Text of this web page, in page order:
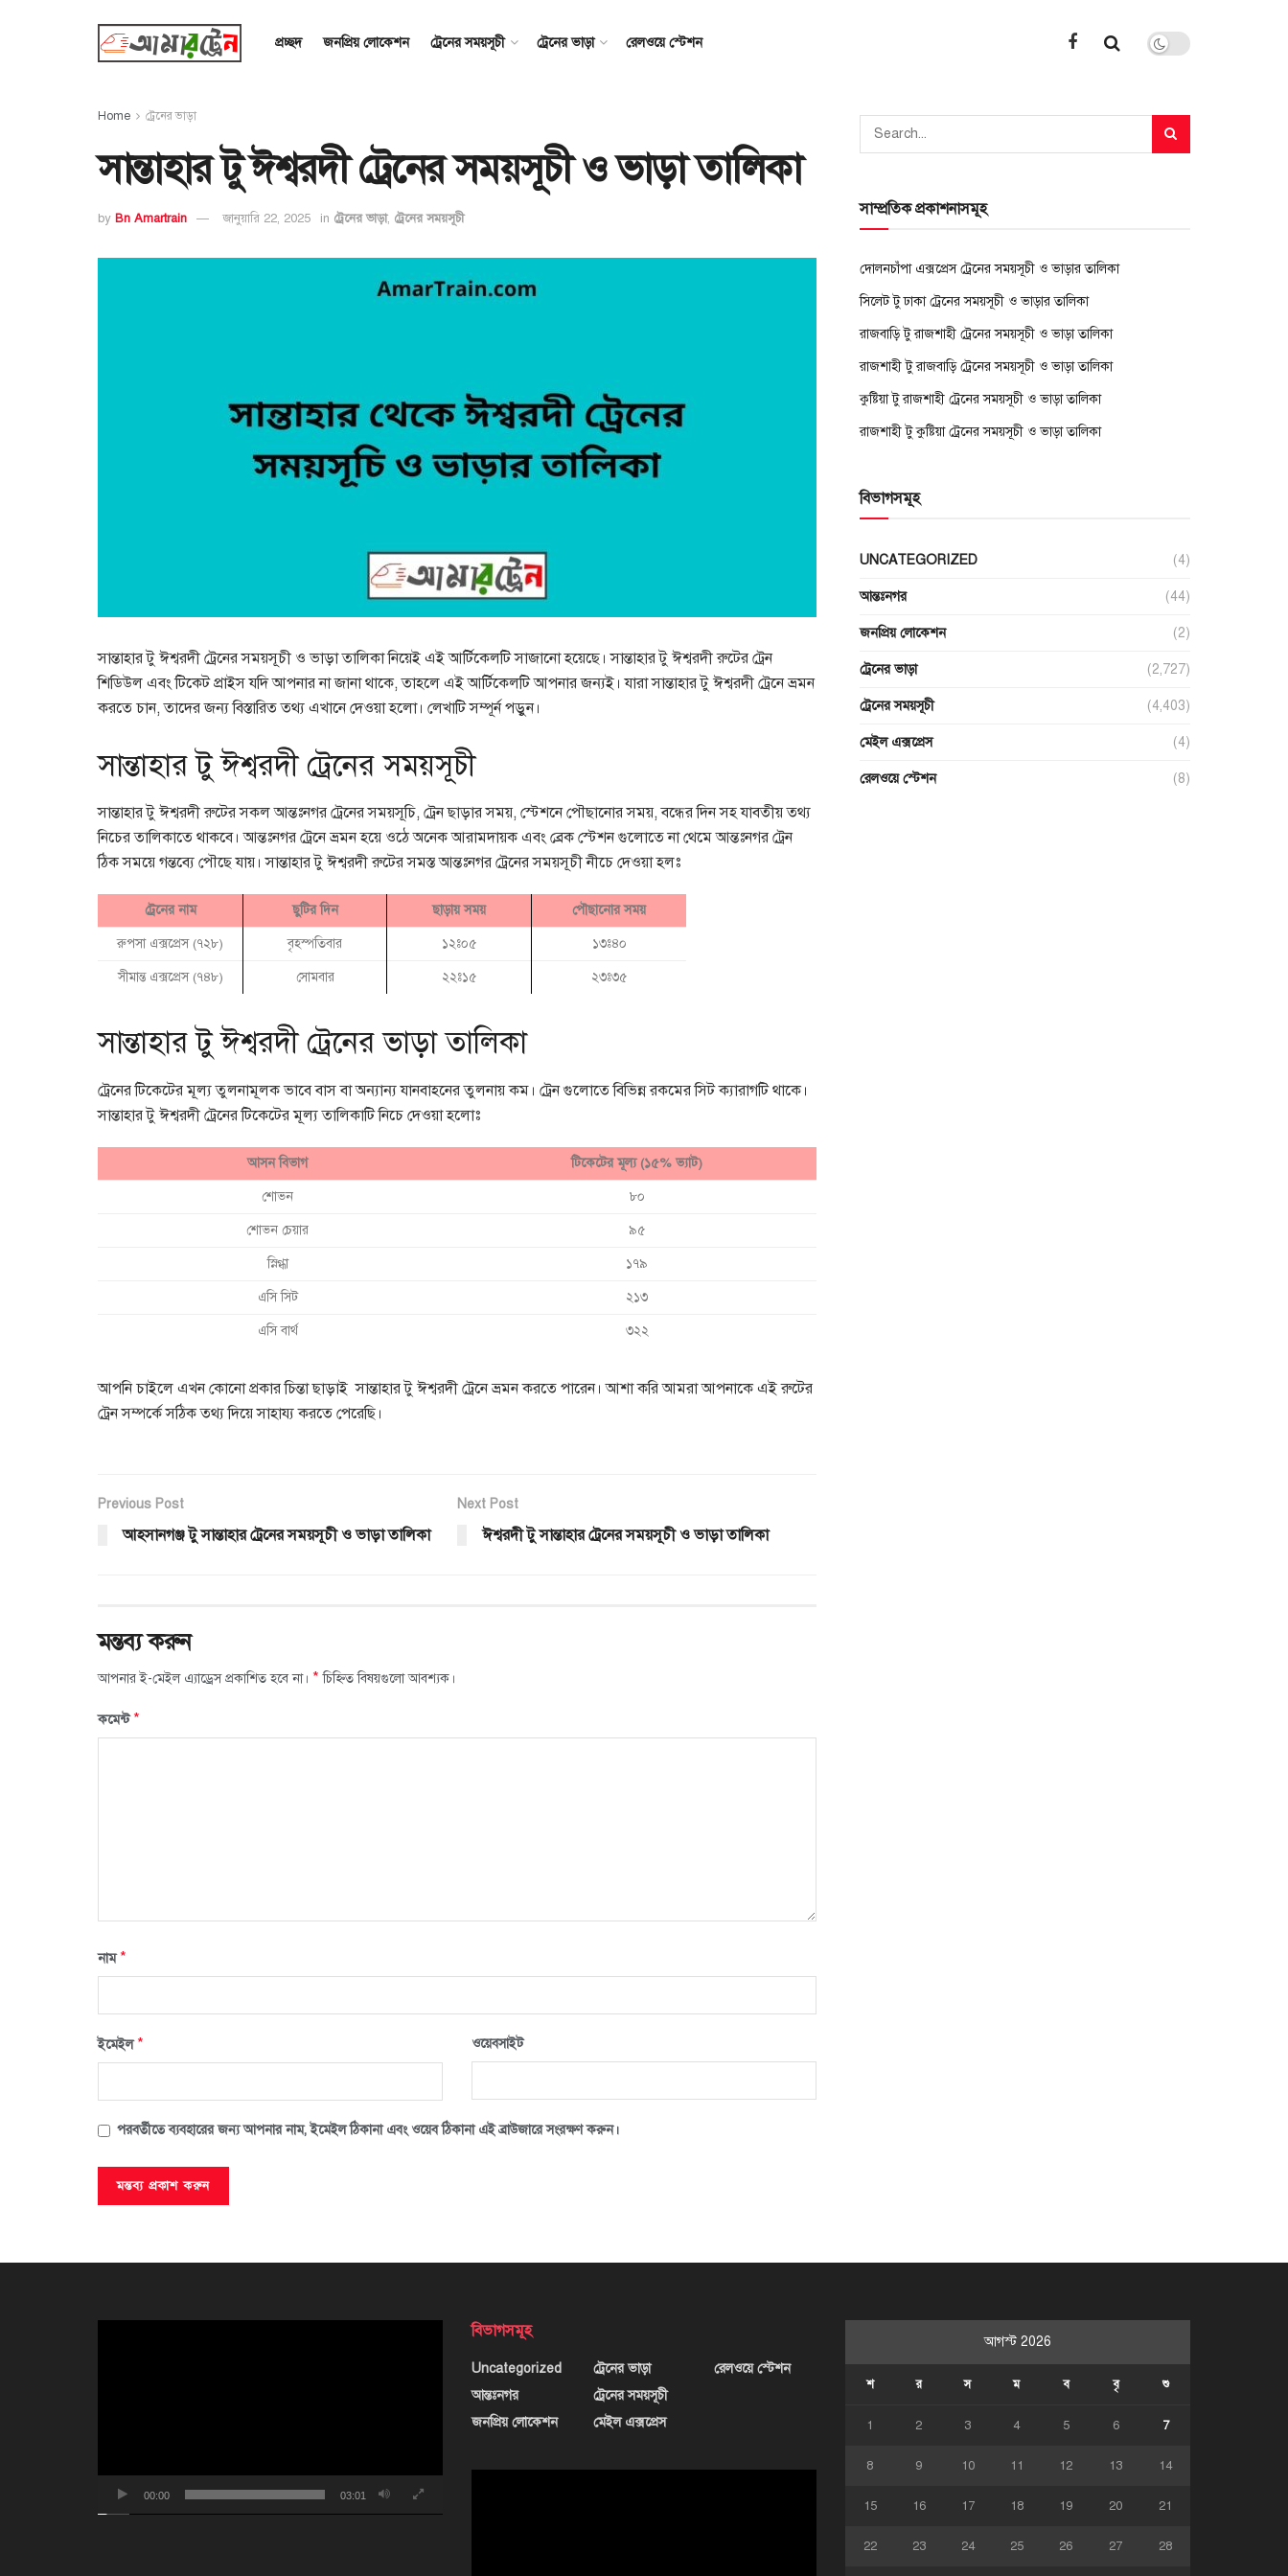
প্রচ্ছদ জনপ্রিয় লোকেশন ট্রেনের সময়সূচী ট্রেনের ভাড়া রেলওয়ে স্টেশন
Home ট্রেনের ভাড়া
সান্তাহার টু ঈশ্বরদী ট্রেনের সময়সূচী ও ভাড়া তালিকা
by Bn Amartrain জানুয়ারি 22, 2025 in ট্রেনের ভাড়া, ট্রেনের সময়সূচী
সান্তাহার টু ঈশ্বরদী ট্রেনের সময়সূচী ও ভাড়া তালিকা নিয়েই এই আর্টিকেলটি সাজানো হয়েছে। সান্তাহার টু ঈশ্বরদী রুটের ট্রেন
শিডিউল এবং টিকেট প্রাইস যদি আপনার না জানা থাকে, তাহলে এই আর্টিকেলটি আপনার জন্যই। যারা সান্তাহার টু ঈশ্বরদী ট্রেনে ভ্রমন
করতে চান, তাদের জন্য বিস্তারিত তথ্য এখানে দেওয়া হলো। লেখাটি সম্পূর্ন পড়ুন।
সান্তাহার টু ঈশ্বরদী ট্রেনের সময়সূচী
সান্তাহার টু ঈশ্বরদী রুটের সকল আন্তঃনগর ট্রেনের সময়সূচি, ট্রেন ছাড়ার সময়, স্টেশনে পৌছানোর সময়, বন্ধের দিন সহ যাবতীয় তথ্য
নিচের তালিকাতে থাকবে। আন্তঃনগর ট্রেনে ভ্রমন হয়ে ওঠে অনেক আরামদায়ক এবং ব্রেক স্টেশন গুলোতে না থেমে আন্তঃনগর ট্রেন
ঠিক সময়ে গন্তব্যে পৌছে যায়। সান্তাহার টু ঈশ্বরদী রুটের সমস্ত আন্তঃনগর ট্রেনের সময়সূচী নীচে দেওয়া হলঃ
ট্রেনের নাম ছুটির দিন ছাড়ায় সময় পৌছানোর সময়
রুপসা এক্সপ্রেস (৭২৮) বৃহস্পতিবার ১২ঃ০৫ ১৩ঃ৪০
সীমান্ত এক্সপ্রেস (৭৪৮) সোমবার ২২ঃ১৫ ২৩ঃ৩৫
সান্তাহার টু ঈশ্বরদী ট্রেনের ভাড়া তালিকা
ট্রেনের টিকেটের মূল্য তুলনামূলক ভাবে বাস বা অন্যান্য যানবাহনের তুলনায় কম। ট্রেন গুলোতে বিভিন্ন রকমের সিট ক্যারাগটি থাকে।
সান্তাহার টু ঈশ্বরদী ট্রেনের টিকেটের মূল্য তালিকাটি নিচে দেওয়া হলোঃ
আসন বিভাগ টিকেটের মূল্য (১৫% ভ্যাট)
শোভন ৮০
শোভন চেয়ার ৯৫
স্নিগ্ধা ১৭৯
এসি সিট ২১৩
এসি বার্থ ৩২২
আপনি চাইলে এখন কোনো প্রকার চিন্তা ছাড়াই সান্তাহার টু ঈশ্বরদী ট্রেনে ভ্রমন করতে পারেন। আশা করি আমরা আপনাকে এই রুটের
ট্রেন সম্পর্কে সঠিক তথ্য দিয়ে সাহায্য করতে পেরেছি।
Previous Post
আহসানগঞ্জ টু সান্তাহার ট্রেনের সময়সূচী ও ভাড়া তালিকা
Next Post
ঈশ্বরদী টু সান্তাহার ট্রেনের সময়সূচী ও ভাড়া তালিকা
মন্তব্য করুন
আপনার ই-মেইল এ্যাড্রেস প্রকাশিত হবে না। * চিহ্নিত বিষয়গুলো আবশ্যক।
কমেন্ট*
নাম*
ইমেইল* ওয়েবসাইট
পরবর্তীতে ব্যবহারের জন্য আপনার নাম, ইমেইল ঠিকানা এবং ওয়েব ঠিকানা এই ব্রাউজারে সংরক্ষণ করুন।
সাম্প্রতিক প্রকাশনাসমূহ
দোলনচাঁপা এক্সপ্রেস ট্রেনের সময়সূচী ও ভাড়ার তালিকা
সিলেট টু ঢাকা ট্রেনের সময়সূচী ও ভাড়ার তালিকা
রাজবাড়ি টু রাজশাহী ট্রেনের সময়সূচী ও ভাড়া তালিকা
রাজশাহী টু রাজবাড়ি ট্রেনের সময়সূচী ও ভাড়া তালিকা
কুষ্টিয়া টু রাজশাহী ট্রেনের সময়সূচী ও ভাড়া তালিকা
রাজশাহী টু কুষ্টিয়া ট্রেনের সময়সূচী ও ভাড়া তালিকা
বিভাগসমূহ
UNCATEGORIZED (4)
আন্তঃনগর (44)
জনপ্রিয় লোকেশন (2)
ট্রেনের ভাড়া (2,727)
ট্রেনের সময়সূচী (4,403)
মেইল এক্সপ্রেস (4)
রেলওয়ে স্টেশন (8)
00:00 03:01
বিভাগসমূহ
Uncategorized
আন্তঃনগর
জনপ্রিয় লোকেশন
ট্রেনের ভাড়া
ট্রেনের সময়সূচী
মেইল এক্সপ্রেস
রেলওয়ে স্টেশন
আগস্ট 2026
শ র স ম ব বৃ শু
1 2 3 4 5 6 7
8 9 10 11 12 13 14
15 16 17 18 19 20 21
22 23 24 25 26 27 28